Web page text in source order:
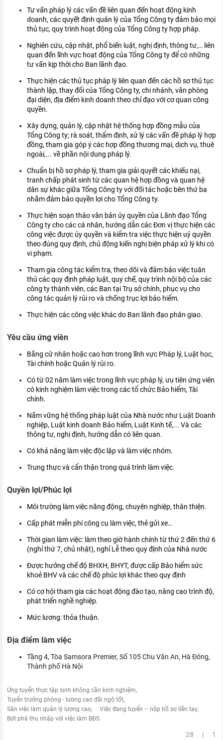
Tư vấn pháp lý các vấn đề liên quan đến hoạt động kinh
doanh, các quyết định quản lý của Tổng Công ty đảm bảo mọi
thủ tục, quy trình hoạt động của Tổng Công ty hợp pháp.
Nghiên cứu, cập nhật, phổ biến luật, nghị định, thông tư,… liên
quan đến lĩnh vực hoạt động của Tổng Công ty để có những
tư vấn kịp thời cho Ban lãnh đạo.
Thực hiện các thủ tục pháp lý liên quan đến các hồ sơ thủ tục
thành lập, thay đổi của Tổng Công ty, chi nhánh, văn phòng
đại diện, địa điểm kinh doanh theo chỉ đạo với cơ quan công
quyền.
Xây dựng, quản lý, cập nhật hệ thống hợp đồng mẫu của
Tổng Công ty; rà soát, thẩm định, xử lý các vấn đề pháp lý hợp
đồng, tham gia góp ý các hợp đồng thương mại, dịch vụ, thuê
ngoài,... về phần nội dung pháp lý.
Chuẩn bị hồ sơ pháp lý, tham gia giải quyết các khiếu nại,
tranh chấp phát sinh từ các quan hệ hợp đồng và quan hệ
dân sự khác giữa Tổng Công ty với đối tác hoặc bên thứ ba
nhằm đảm bảo quyền lợi cho Tổng Công ty.
Thực hiện soạn thảo văn bản ủy quyền của Lãnh đạo Tổng
Công ty cho các cá nhân, hướng dẫn các Đơn vị thực hiện các
công việc được ủy quyền và kiểm tra việc thực hiện uỷ quyền
theo đúng quy định, chủ động kiến nghị biện pháp xử lý khi có
vi phạm.
Tham gia công tác kiểm tra, theo dõi và đảm bảo việc tuân
thủ các quy định pháp luật, quy chế, quy trình nội bộ của các
công ty thành viên, các Ban tại Trụ sở chính, phục vụ cho
công tác quản lý rủi ro và chống trục lợi bảo hiểm.
Thực hiện các công việc khác do Ban lãnh đạo phân giao.
Yêu cầu ứng viên
Bằng cử nhân hoặc cao hơn trong lĩnh vực Pháp lý, Luật học,
Tài chính hoặc Quản lý rủi ro.
Có từ 02 năm làm việc trong lĩnh vực pháp lý, ưu tiên ứng viên
có kinh nghiệm làm việc trong các tổ chức Bảo hiểm, Tài
chính.
Nắm vững hệ thống pháp luật của Nhà nước như Luật Doanh
nghiệp, Luật kinh doanh Bảo hiểm, Luật Kinh tế,... Và các
thông tư, nghị định, hướng dẫn có liên quan.
Có khả năng làm việc độc lập và làm việc nhóm.
Trung thực và cẩn thận trong quá trình làm việc.
Quyền lợi/Phúc lợi
Môi trường làm việc năng động, chuyên nghiệp, thân thiện.
Cấp phát miễn phí công cụ làm việc, thẻ gửi xe…
Thời gian làm việc: làm theo giờ hành chính từ thứ 2 đến thứ 6
(nghỉ thứ 7, chủ nhật), nghỉ Lễ theo quy định của Nhà nước
Được hưởng chế độ BHXH, BHYT, được cấp Bảo hiểm sức
khoẻ BHV và các chế độ phúc lợi khác theo quy định
Có cơ hội tham gia các hoạt động đào tạo, nâng cao trình độ,
phát triển nghề nghiệp.
Mức lương: thỏa thuận.
Địa điểm làm việc
Tầng 4, Tòa Samsora Premier, Số 105 Chu Văn An, Hà Đông,
Thành phố Hà Nội
Ứng tuyển thực tập sinh không cần kinh nghiệm
Tuyển trưởng phòng - lương cao đãi ngộ tốt
Săn việc làm quản lý lương cao
Việc đang tuyển – nộp hồ sơ liền tay
Bứt phá thu nhập với việc làm BĐS
28 | 1